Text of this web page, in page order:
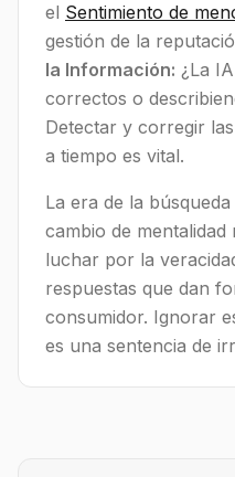
el Sentimiento de
gestión de la
la Información: ¿La
correctos o
Detectar y corregir
a tiempo es vital.
La era de la
cambio de
luchar por la
respuestas que dan
consumidor. Ignorar
es una sentencia de